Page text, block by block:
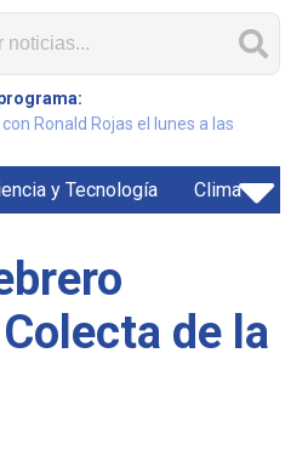
Ronald Rojas el lunes a las
y Tecnología Clima
de la